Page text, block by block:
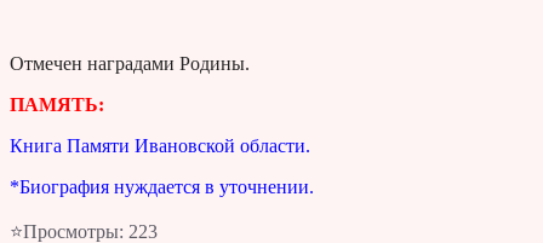
Отмечен наградами Родины.
ПАМЯТЬ:
Книга Памяти Ивановской области.
*Биография нуждается в уточнении.
⭐Просмотры: 223